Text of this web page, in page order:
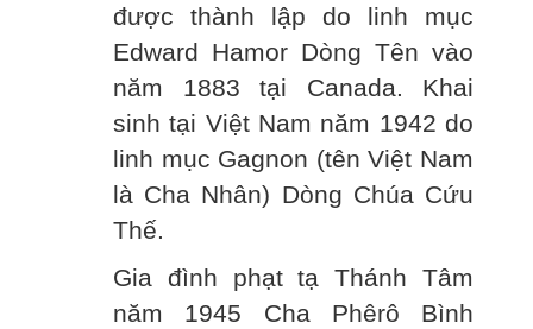
được thành lập do linh mục
Edward Hamor Dòng Tên vào
năm 1883 tại Canada. Khai
sinh tại Việt Nam năm 1942 do
linh mục Gagnon (tên Việt Nam
là Cha Nhân) Dòng Chúa Cứu
Thế.
Gia đình phạt tạ Thánh Tâm
năm 1945 Cha Phêrô Bình